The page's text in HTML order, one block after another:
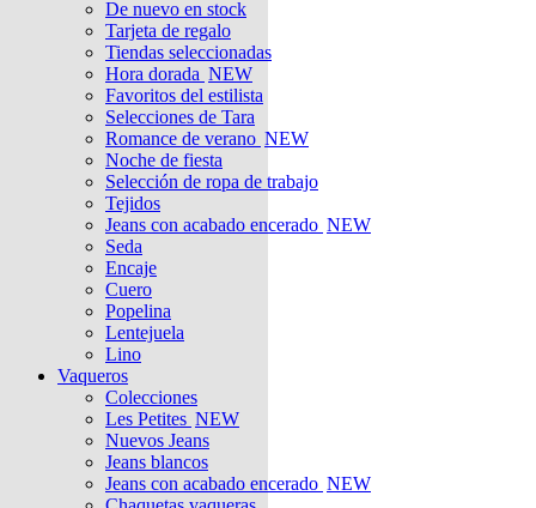
De nuevo en stock
Tarjeta de regalo
Tiendas seleccionadas
Hora dorada NEW
Favoritos del estilista
Selecciones de Tara
Romance de verano NEW
Noche de fiesta
Selección de ropa de trabajo
Tejidos
Jeans con acabado encerado NEW
Seda
Encaje
Cuero
Popelina
Lentejuela
Lino
Vaqueros
Colecciones
Les Petites NEW
Nuevos Jeans
Jeans blancos
Jeans con acabado encerado NEW